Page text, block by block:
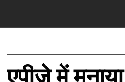
एपीजे में